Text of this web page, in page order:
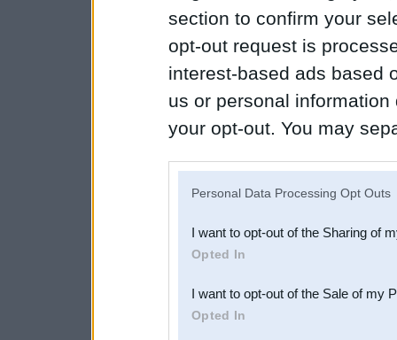
section to confirm your
opt-out request is
interest-based ads based
us or personal
your opt-out. You may
Downstream Participants
third parties.
Personal Data Processing Opt Outs
I want to opt-out of the Sharing of
Opted In
I want to opt-out of the Sale of my
Opted In